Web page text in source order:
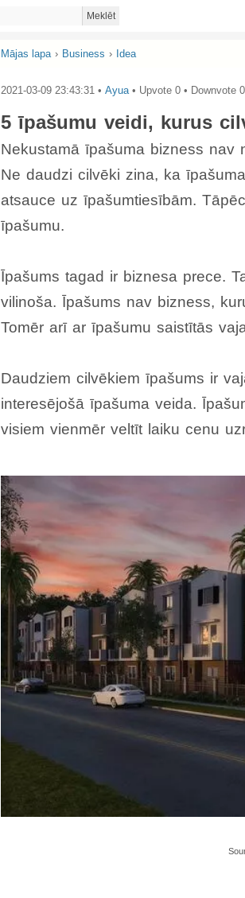
Meklēt
Mājas lapa › Business › Idea
2021-03-09 23:43:31 • Ayua• Upvote 0 • Downvote 0
5 īpašumu veidi, kurus
Nekustamā īpašuma bizness nav
Ne daudzi cilvēki zina, ka
atsauce uz īpašumtiesībām.
īpašumu.
Īpašums tagad ir biznesa prece.
vilinoša. Īpašums nav bizness,
Tomēr arī ar īpašumu saistītās
Daudziem cilvēkiem īpašums ir
interesējošā īpašuma veida.
visiem vienmēr veltīt laiku cenu